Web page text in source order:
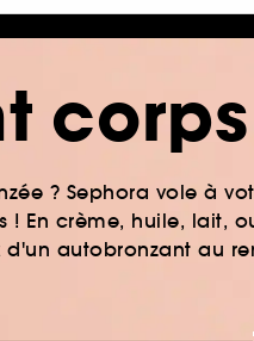
corps
? Sephora vole à
En crème, huile, lait,
autobronzant au